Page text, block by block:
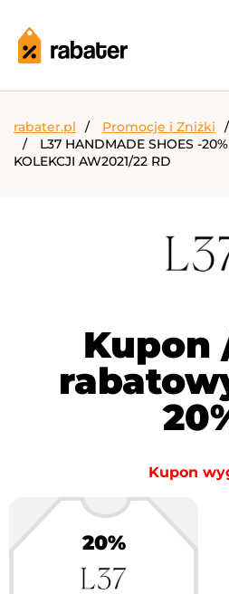
rabater.pl Promocje i Zniżki
L37 HANDMADE SHOES -
KOLEKCJI AW2021/22 RD
Kupon
Kupon
20%
Największa akcja